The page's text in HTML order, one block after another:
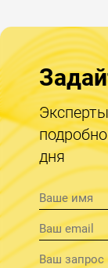
дня